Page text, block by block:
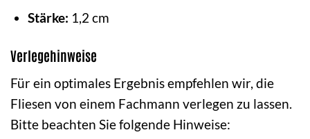
Stärke: 1,2 cm
Verlegehinweise
Für ein optimales Ergebnis empfehlen wir, die
Fliesen von einem Fachmann verlegen zu lassen.
Bitte beachten Sie folgende Hinweise: